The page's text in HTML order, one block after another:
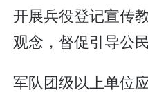
开展兵役登记宣传
观念，督促引导公
军队团级以上单位